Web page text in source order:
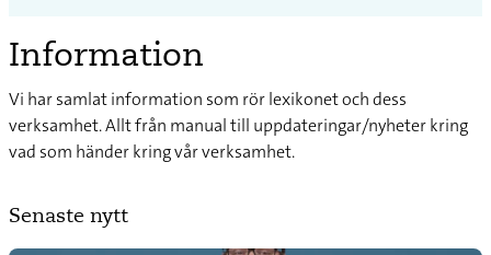
Information
Vi har samlat information som rör lexikonet och dess
verksamhet. Allt från manual till uppdateringar/nyheter kring
vad som händer kring vår verksamhet.
Senaste nytt